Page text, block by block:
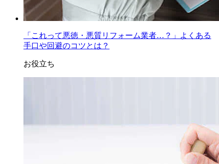
「これって悪徳・悪質リフォーム業者…？」よくある
手口や回避のコツとは？
お役立ち